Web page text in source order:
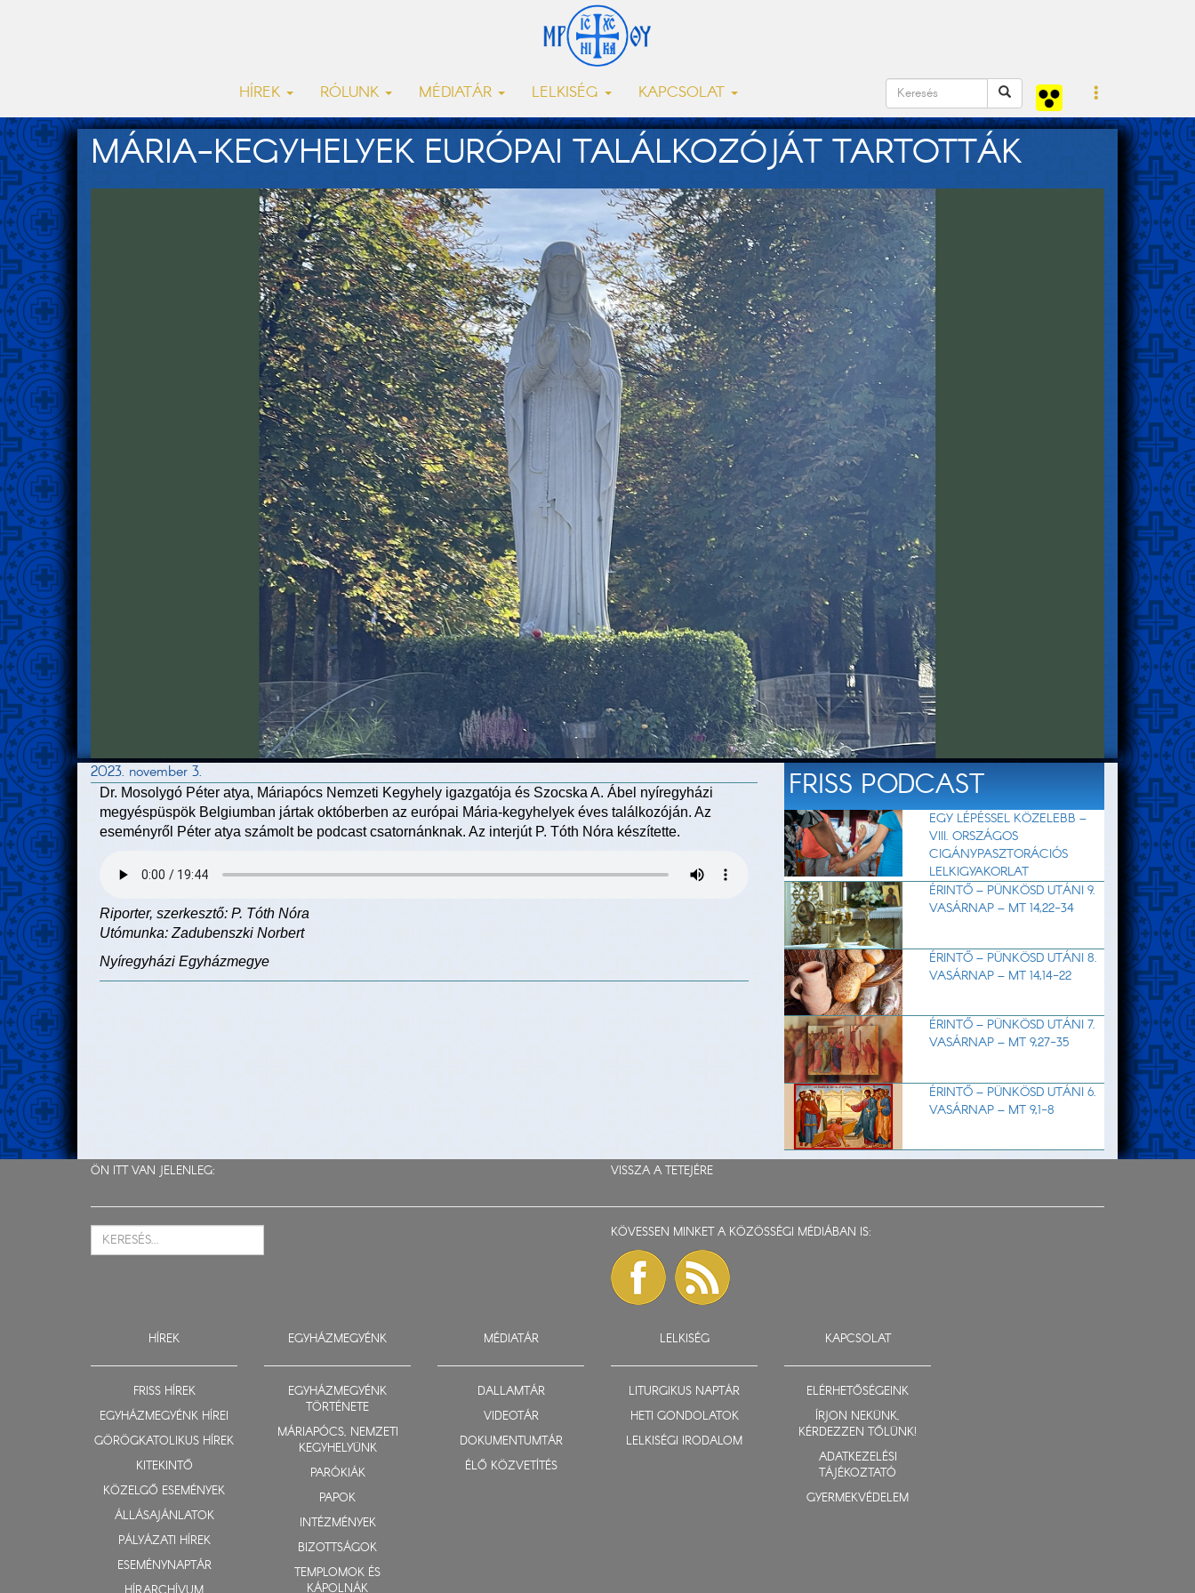
HÍREK RÓLUNK MÉDIATÁR LELKISÉG KAPCSOLAT
MÁRIA-KEGYHELYEK EURÓPAI TALÁLKOZÓJÁT TARTOTTÁK
2023. november 3.
Dr. Mosolygó Péter atya, Máriapócs Nemzeti Kegyhely igazgatója és Szocska A. Ábel nyíregyházi
megyéspüspök Belgiumban jártak októberben az európai Mária-kegyhelyek éves találkozóján. Az
eseményről Péter atya számolt be podcast csatornánknak. Az interjút P. Tóth Nóra készítette.
Riporter, szerkesztő: P. Tóth Nóra
Utómunka: Zadubenszki Norbert
Nyíregyházi Egyházmegye
FRISS PODCAST
EGY LÉPÉSSEL KÖZELEBB –
VIII. ORSZÁGOS
CIGÁNYPASZTORÁCIÓS
LELKIGYAKORLAT
ÉRINTŐ – PÜNKÖSD UTÁNI 9.
VASÁRNAP – MT 14,22-34
ÉRINTŐ – PÜNKÖSD UTÁNI 8.
VASÁRNAP – MT 14,14-22
ÉRINTŐ – PÜNKÖSD UTÁNI 7.
VASÁRNAP – MT 9,27-35
ÉRINTŐ – PÜNKÖSD UTÁNI 6.
VASÁRNAP – MT 9,1-8
ÖN ITT VAN JELENLEG: VISSZA A TETEJÉRE
KÖVESSEN MINKET A KÖZÖSSÉGI MÉDIÁBAN IS:
HÍREK
FRISS HÍREK
EGYHÁZMEGYÉNK HÍREI
GÖRÖGKATOLIKUS HÍREK
KITEKINTŐ
KÖZELGŐ ESEMÉNYEK
ÁLLÁSAJÁNLATOK
PÁLYÁZATI HÍREK
ESEMÉNYNAPTÁR
EGYHÁZMEGYÉNK
EGYHÁZMEGYÉNK
TÖRTÉNETE
MÁRIAPÓCS, NEMZETI
KEGYHELYÜNK
PARÓKIÁK
PAPOK
INTÉZMÉNYEK
BIZOTTSÁGOK
TEMPLOMOK ÉS
KÁPOLNÁK
MÉDIATÁR
DALLAMTÁR
VIDEOTÁR
DOKUMENTUMTÁR
ÉLŐ KÖZVETÍTÉS
LELKISÉG
LITURGIKUS NAPTÁR
HETI GONDOLATOK
LELKISÉGI IRODALOM
KAPCSOLAT
ELÉRHETŐSÉGEINK
ÍRJON NEKÜNK,
KÉRDEZZEN TŐLÜNK!
ADATKEZELÉSI
TÁJÉKOZTATÓ
GYERMEKVÉDELEM